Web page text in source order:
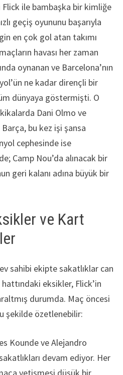
ile bambaşka bir kimliğe
geçiş oyununu başarıyla
en çok gol atan takımı
havası her zaman
oynanan ve Barcelona’nın
ne kadar dirençli bir
dünyaya göstermişti. O
Dani Olmo ve
bu kez işi şansa
cephesinde ise
Camp Nou’da alınacak bir
geri kalanı adına büyük bir
ve Kart
sahibi ekipte sakatlıklar can
eksikler, Flick’in
durumda. Maç öncesi
şekilde özetlenebilir:
Kounde ve Alejandro
devam ediyor. Her